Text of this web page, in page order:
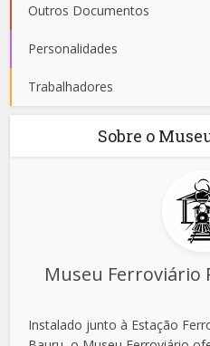
Outros Documentos
Personalidades
Trabalhadores
Sobre o
Museu Ferroviário
Instalado junto à Estação